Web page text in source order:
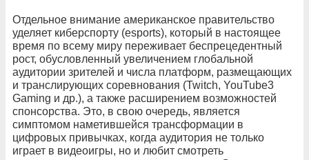
Отдельное внимание американское правительство
уделяет киберспорту (esports), который в настоящее
время по всему миру переживает беспрецедентный
рост, обусловленный увеличением глобальной
аудитории зрителей и числа платформ, размещающих
и транслирующих соревнования (Twitch, YouTube3
Gaming и др.), а также расширением возможностей
спонсорства. Это, в свою очередь, является
симптомом наметившейся трансформации в
цифровых привычках, когда аудитория не только
играет в видеоигры, но и любит смотреть